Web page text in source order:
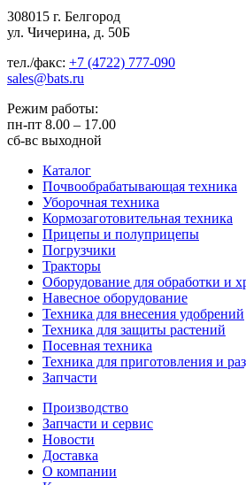
308015 г. Белгород
ул. Чичерина, д. 50Б
тел./факс: +7 (4722) 777-090
sales@bats.ru
Режим работы:
пн-пт 8.00 – 17.00
сб-вс выходной
Каталог
Почвообрабатывающая техника
Уборочная техника
Кормозаготовительная техника
Прицепы и полуприцепы
Погрузчики
Тракторы
Оборудование для обработки и
Навесное оборудование
Техника для внесения удобрений
Техника для защиты растений
Посевная техника
Техника для приготовления и
Запчасти
Производство
Запчасти и сервис
Новости
Доставка
О компании